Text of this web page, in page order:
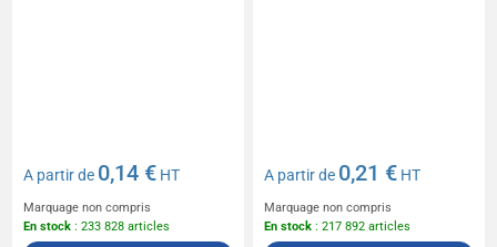
A partir de 0,14 € HT
Marquage non compris
En stock : 233 828 articles
A partir de 0,21 € HT
Marquage non compris
En stock : 217 892 articles